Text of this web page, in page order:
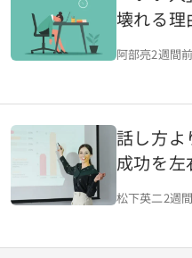
壊れる理
きが起き
阿部亮2週間前
話し方よ
成功を左
松下英二2週